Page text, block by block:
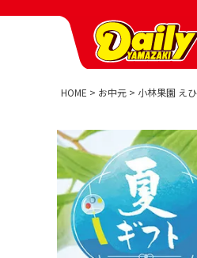
HOME お中元 小林果園 え